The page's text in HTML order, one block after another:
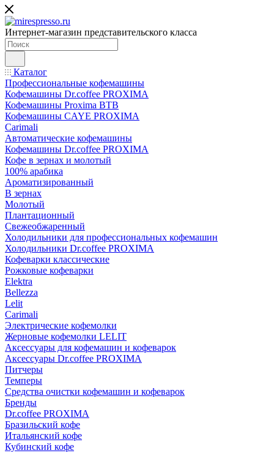
Интернет-магазин представительского класса
Каталог
Профессиональные кофемашины
Кофемашины Dr.coffee PROXIMA
Кофемашины Proxima BTB
Кофемашины CAYE PROXIMA
Carimali
Автоматические кофемашины
Кофемашины Dr.coffee PROXIMA
Кофе в зернах и молотый
100% арабика
Ароматизированный
В зернах
Молотый
Плантационный
Свежеобжаренный
Холодильники для профессиональных кофемашин
Холодильники Dr.coffee PROXIMA
Кофеварки классические
Рожковые кофеварки
Elektra
Bellezza
Lelit
Carimali
Электрические кофемолки
Жерновые кофемолки LELIT
Аксессуары для кофемашин и кофеварок
Аксессуары Dr.coffee PROXIMA
Питчеры
Темперы
Средства очистки кофемашин и кофеварок
Бренды
Dr.coffee PROXIMA
Бразильский кофе
Итальянский кофе
Кубинский кофе